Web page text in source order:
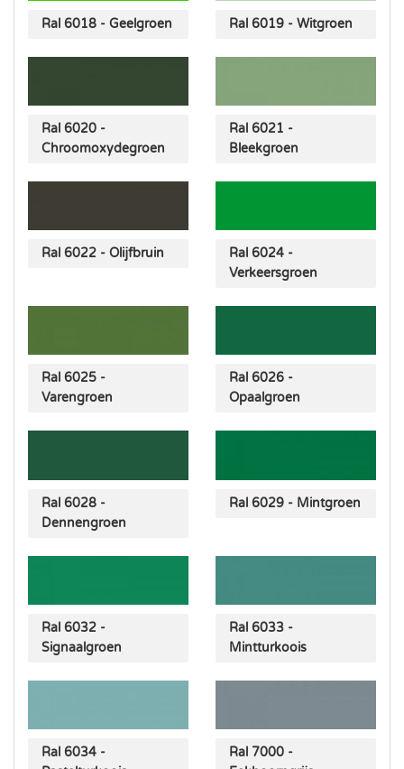
Ral 6018 - Geelgroen Ral 6019 - Witgroen
Ral 6020 -
Chroomoxydegroen
Ral 6021 -
Bleekgroen
Ral 6022 - Olijfbruin
Ral 6024 -
Verkeersgroen
Ral 6025 -
Varengroen
Ral 6026 -
Opaalgroen
Ral 6028 -
Dennengroen
Ral 6029 - Mintgroen
Ral 6032 -
Signaalgroen
Ral 6033 -
Mintturkoois
Ral 6034 -
Ral 7000 -